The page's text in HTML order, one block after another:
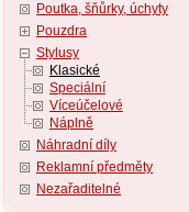
Poutka, šňůrky, úchyty
Pouzdra
Stylusy
Klasické
Speciální
Víceúčelové
Náplně
Náhradní díly
Reklamní předměty
Nezařaditelné